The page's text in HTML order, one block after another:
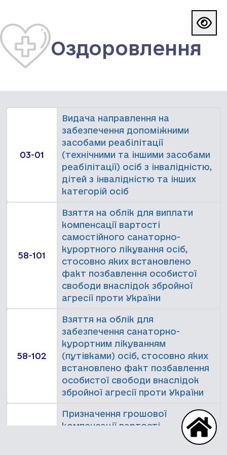
Оздоровлення
03-01
Видача направлення на
забезпечення допоміжними
засобами реабілітації
(технічними та іншими засобами
реабілітації) осіб з інвалідністю,
дітей з інвалідністю та інших
категорій осіб
58-101
Взяття на облік для виплати
компенсації вартості
самостійного санаторно-
курортного лікування осіб,
стосовно яких встановлено
факт позбавлення особистої
свободи внаслідок збройної
агресії проти України
58-102
Взяття на облік для
забезпечення санаторно-
курортним лікуванням
(путівками) осіб, стосовно яких
встановлено факт позбавлення
особистої свободи внаслідок
збройної агресії проти України
Призначення грошової
компенсації вартості